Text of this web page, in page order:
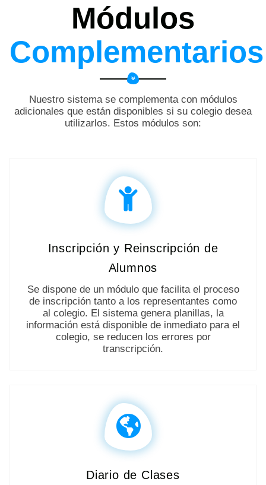
Módulos
Complementarios
Nuestro sistema se complementa con módulos
adicionales que están disponibles si su colegio desea
utilizarlos. Estos módulos son:
Inscripción y Reinscripción de
Alumnos
Se dispone de un módulo que facilita el proceso
de inscripción tanto a los representantes como
al colegio. El sistema genera planillas, la
información está disponible de inmediato para el
colegio, se reducen los errores por
transcripción.
Diario de Clases